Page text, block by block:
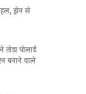
ड्रोन से
पोलार्ड
बनाने वाले